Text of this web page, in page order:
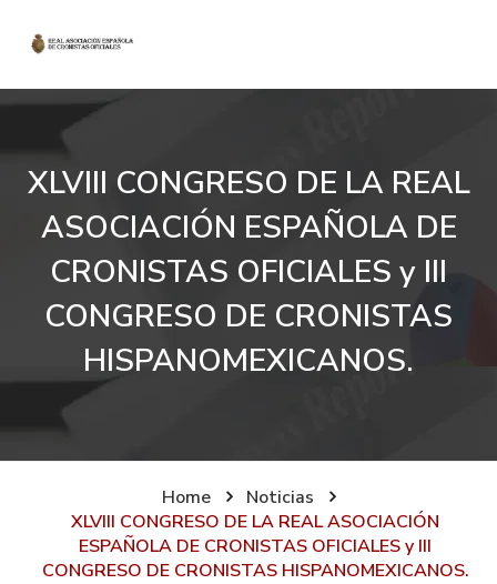
XLVIII CONGRESO DE LA REAL
ASOCIACIÓN ESPAÑOLA DE
CRONISTAS OFICIALES y III
CONGRESO DE CRONISTAS
HISPANOMEXICANOS.
Home
Noticias
XLVIII CONGRESO DE LA REAL ASOCIACIÓN
ESPAÑOLA DE CRONISTAS OFICIALES y III
CONGRESO DE CRONISTAS HISPANOMEXICANOS.